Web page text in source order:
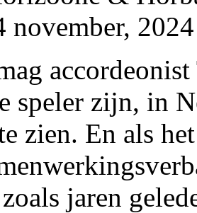
november, 2024
speler zijn, in
zien. En als
jaren